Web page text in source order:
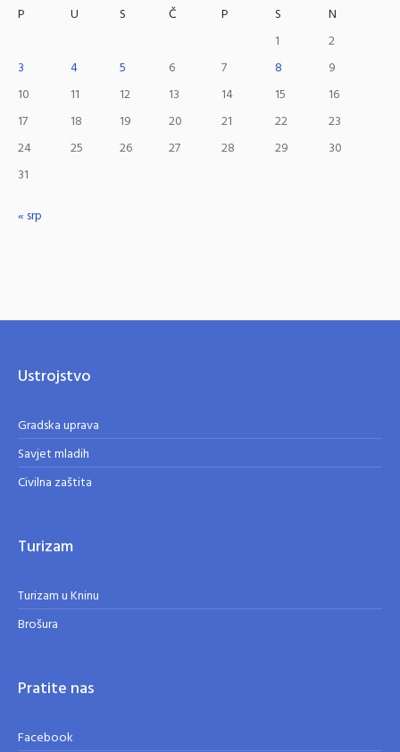
P
U S Č P S
N
1
2
3
4 5 6 7 8
9
10
11 12 13 14 15
16
17
18 19 20 21 22
23
24
25 26 27 28 29
30
31
« srp
Ustrojstvo
Gradska uprava
Savjet mladih
Civilna zaštita
Turizam
Turizam u Kninu
Brošura
Pratite nas
Facebook